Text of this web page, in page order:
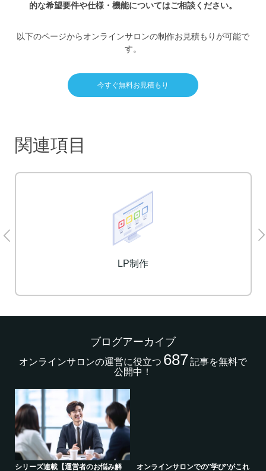
的な希望要件や仕様・機能についてはご相談ください。
以下のページからオンラインサロンの制作お見積もりが可能で
す。
今すぐ無料お見積もり
関連項目
LP制作
ブログアーカイブ
オンラインサロンの運営に役立つ 687記事を無料で
公開中！
シリーズ連載【運営者のお悩み解 オンラインサロンでの”学び”がこれ